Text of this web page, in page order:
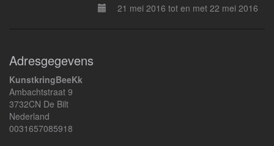
21 mei 2016 tot en met 22 mei 2016
Adresgegevens
KunstkringBeeKk
Ambachtstraat 9
3732CN De Bilt
Nederland
0031657085918